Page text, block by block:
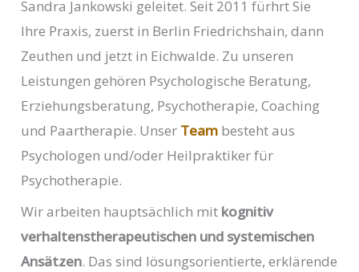
Sandra Jankowski geleitet. Seit 2011 fürhrt Sie
Ihre Praxis, zuerst in Berlin Friedrichshain, dann
Zeuthen und jetzt in Eichwalde. Zu unseren
Leistungen gehören Psychologische Beratung,
Erziehungsberatung, Psychotherapie, Coaching
und Paartherapie. Unser Team besteht aus
Psychologen und/oder Heilpraktiker für
Psychotherapie.
Wir arbeiten hauptsächlich mit kognitiv
verhaltenstherapeutischen und systemischen
Ansätzen. Das sind lösungsorientierte, erklärende